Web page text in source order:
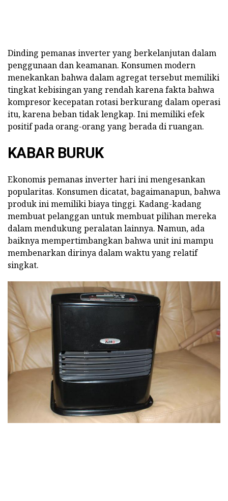
Dinding pemanas inverter yang berkelanjutan dalam
penggunaan dan keamanan. Konsumen modern
menekankan bahwa dalam agregat tersebut memiliki
tingkat kebisingan yang rendah karena fakta bahwa
kompresor kecepatan rotasi berkurang dalam operasi
itu, karena beban tidak lengkap. Ini memiliki efek
positif pada orang-orang yang berada di ruangan.
KABAR BURUK
Ekonomis pemanas inverter hari ini mengesankan
popularitas. Konsumen dicatat, bagaimanapun, bahwa
produk ini memiliki biaya tinggi. Kadang-kadang
membuat pelanggan untuk membuat pilihan mereka
dalam mendukung peralatan lainnya. Namun, ada
baiknya mempertimbangkan bahwa unit ini mampu
membenarkan dirinya dalam waktu yang relatif
singkat.